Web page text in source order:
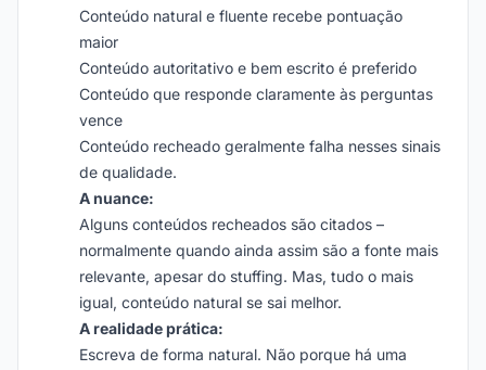
Conteúdo natural e fluente recebe pontuação
maior
Conteúdo autoritativo e bem escrito é preferido
Conteúdo que responde claramente às perguntas
vence
Conteúdo recheado geralmente falha nesses sinais
de qualidade.
A nuance:
Alguns conteúdos recheados são citados –
normalmente quando ainda assim são a fonte mais
relevante, apesar do stuffing. Mas, tudo o mais
igual, conteúdo natural se sai melhor.
A realidade prática:
Escreva de forma natural. Não porque há uma